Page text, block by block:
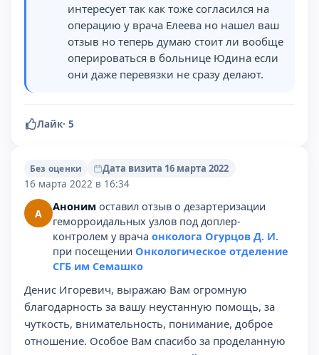
интересует так как тоже согласился на
операцию у врача Елеева но нашел ваш
отзыв но теперь думаю стоит ли вообще
оперироваться в больнице Юдина если
они даже перевязки не сразу делают.
Лайк· 5
Без оценки
Дата визита 16 марта 2022
16 марта 2022 в 16:34
А Аноним оставил отзыв о дезартеризации
геморроидальных узлов под доплер-
контролем у врача онколога Огурцов Д. И.
при посещении Онкологическое отделение
СГБ им Семашко
Денис Игоревич, выражаю Вам огромную
благодарность за вашу неустанную помощь, за
чуткость, внимательность, понимание, доброе
отношение. Особое Вам спасибо за проделанную